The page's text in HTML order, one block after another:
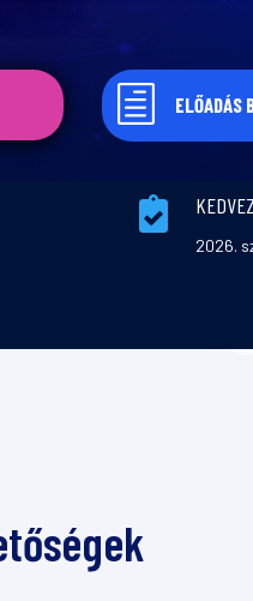
h ELŐADÁS

2026.